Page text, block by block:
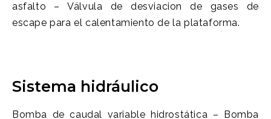
asfalto – Válvula de desviacion de gases de
escape para el calentamiento de la plataforma.
Sistema hidráulico
Bomba de caudal variable hidrostática – Bomba